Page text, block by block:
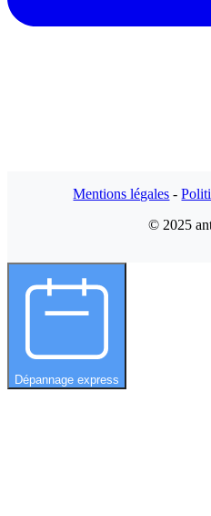
Mentions légales -
© 2025